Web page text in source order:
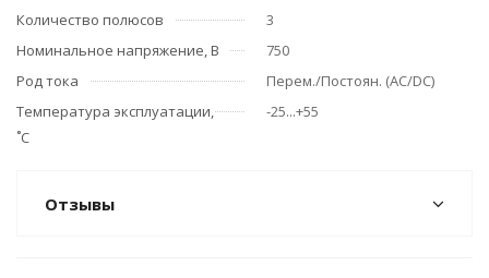
Количество полюсов
3
Номинальное напряжение, В
750
Род тока
Перем./Постоян. (АС/DC)
Температура эксплуатации,
˚С
-25...+55
Отзывы